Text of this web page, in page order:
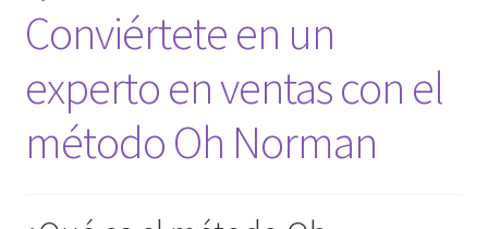
Conviértete en un
experto en ventas con el
método Oh Norman